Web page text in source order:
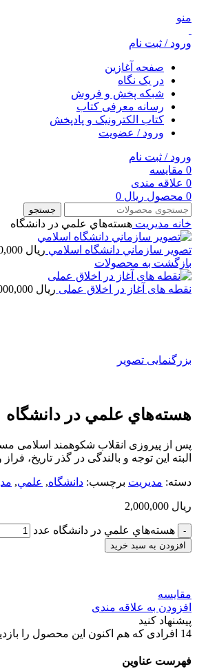
منو
ورود / ثبت نام
صفحه آغازین
در یک نگاه
شبکه پخش و فروش
رسانه معرفی کتاب
کتاب الکترونیک و پادپخش
ورود / عضویت
ورود / ثبت نام
0 مقایسه
0 علاقه مندی
0 محصول ریال
جستجو
خانه مديريت هسته‌هاي علمي در دانشگاه
تصوير سازماني دانشگاه اسلامي ریال
بازگشت به محصولات
نقطه های آغاز در اخلاق عملی ریال
بزرگنمایی تصویر
هسته‌هاي علمي در دانشگاه
پس از پیروزی انقلاب شکوهمند اسلامی
البته این توجه و بالندگی در گذر تاریخ،
دسته: مديريت برچسب: دانشگاه, علمي,
ریال
هسته‌هاي علمي در دانشگاه عدد
افزودن به سبد خرید
مقایسه
افزودن به علاقه مندی
پیشنهاد کنید
14 افرادی که هم اکنون این محصول را
فهرست عناوین